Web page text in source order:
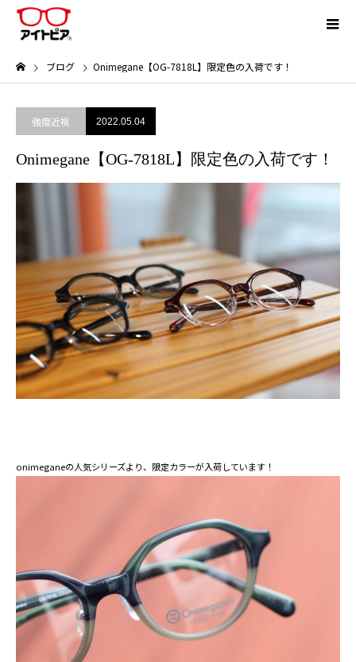
ブログ Onimegane【OG-7818L】限定色の入荷です！
強度近視 2022.05.04
Onimegane【OG-7818L】限定色の入荷です！
onimeganeの人気シリーズより、限定カラーが入荷しています！